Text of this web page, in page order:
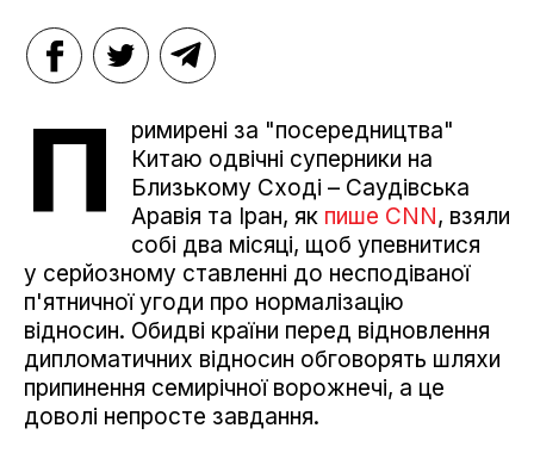
П
римирені за "посередництва"
Китаю одвічні суперники на
Близькому Сході – Саудівська
Аравія та Іран, як пише CNN, взяли
собі два місяці, щоб упевнитися
у серйозному ставленні до несподіваної
п'ятничної угоди про нормалізацію
відносин. Обидві країни перед відновлення
дипломатичних відносин обговорять шляхи
припинення семирічної ворожнечі, а це
доволі непросте завдання.